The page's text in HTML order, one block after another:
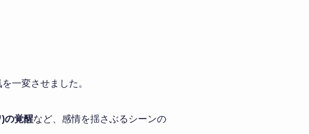
一変させました。
の覚醒など、感情を揺さぶるシーンの